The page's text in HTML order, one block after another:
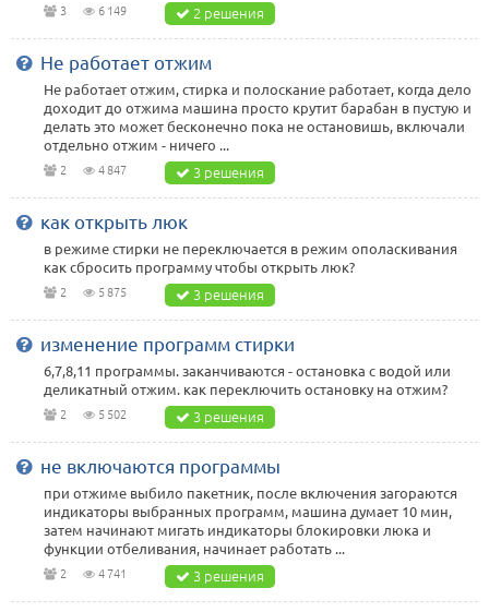
3 6 149 2 решения
Не работает отжим
Не работает отжим, стирка и полоскание работает, когда дело
доходит до отжима машина просто крутит барабан в пустую и
делать это может бесконечно пока не остановишь, включали
отдельно отжим - ничего ...
2 4 847 3 решения
как открыть люк
в режиме стирки не переключается в режим ополаскивания
как сбросить программу чтобы открыть люк?
2 5 875 3 решения
изменение программ стирки
6,7,8,11 программы. заканчиваются - остановка с водой или
деликатный отжим. как переключить остановку на отжим?
2 5 502 3 решения
не включаются программы
при отжиме выбило пакетник, после включения загораются
индикаторы выбранных программ, машина думает 10 мин,
затем начинают мигать индикаторы блокировки люка и
функции отбеливания, начинает работать ...
2 4 741 3 решения